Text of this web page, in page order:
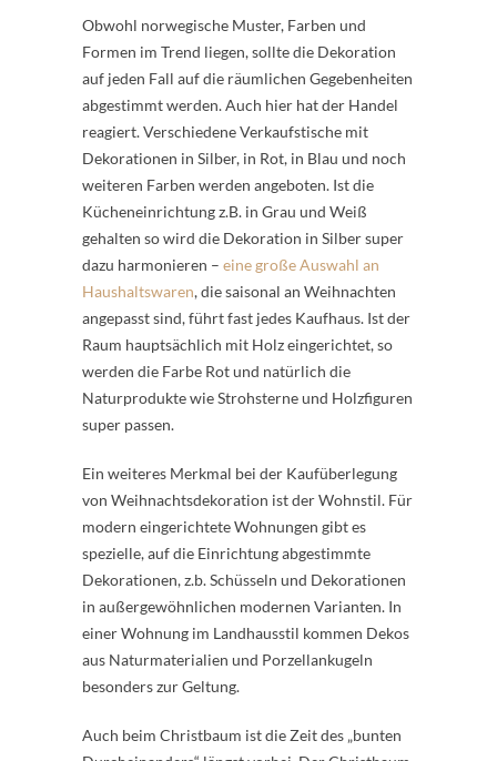
Obwohl norwegische Muster, Farben und
Formen im Trend liegen, sollte die Dekoration
auf jeden Fall auf die räumlichen Gegebenheiten
abgestimmt werden. Auch hier hat der Handel
reagiert. Verschiedene Verkaufstische mit
Dekorationen in Silber, in Rot, in Blau und noch
weiteren Farben werden angeboten. Ist die
Kücheneinrichtung z.B. in Grau und Weiß
gehalten so wird die Dekoration in Silber super
dazu harmonieren – eine große Auswahl an
Haushaltswaren, die saisonal an Weihnachten
angepasst sind, führt fast jedes Kaufhaus. Ist der
Raum hauptsächlich mit Holz eingerichtet, so
werden die Farbe Rot und natürlich die
Naturprodukte wie Strohsterne und Holzfiguren
super passen.
Ein weiteres Merkmal bei der Kaufüberlegung
von Weihnachtsdekoration ist der Wohnstil. Für
modern eingerichtete Wohnungen gibt es
spezielle, auf die Einrichtung abgestimmte
Dekorationen, z.b. Schüsseln und Dekorationen
in außergewöhnlichen modernen Varianten. In
einer Wohnung im Landhausstil kommen Dekos
aus Naturmaterialien und Porzellankugeln
besonders zur Geltung.
Auch beim Christbaum ist die Zeit des „bunten